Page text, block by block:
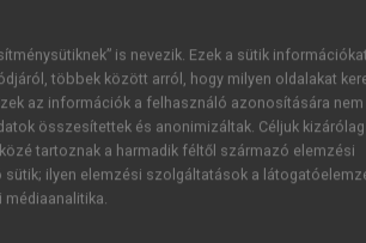
is nevezik. Ezek a sütik
többek között arról, hogy milyen oldalakat
az információk a felhasználó azonosítására nem
összesítettek és anonimizáltak. Céljuk kizárólag
tartoznak a harmadik féltől származó elemzési
ilyen elemzési szolgáltatások a
médiaanalitika.